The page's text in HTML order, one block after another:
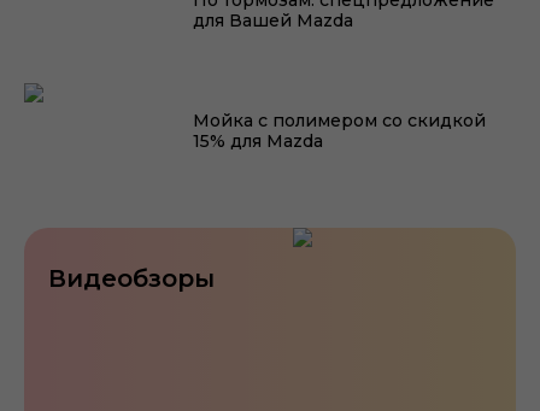
для Вашей Mazda
Мойка с полимером со скидкой
15% для Mazda
Видеобзоры